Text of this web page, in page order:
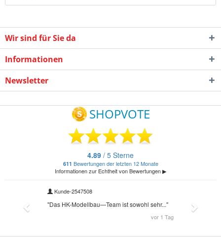
Wir sind für Sie da
Informationen
Newsletter